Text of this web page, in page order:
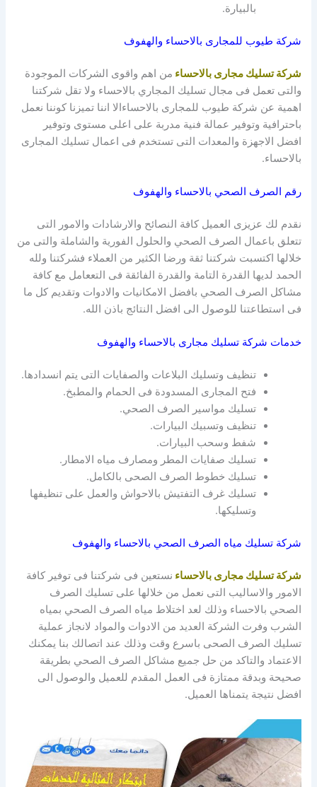
بالبيارة.
شركة طيوب للمجارى بالاحساء والهفوف
شركة تسليك مجارى بالاحساء من اهم واقوى الشركات الموجودة
والتى تعمل فى مجال تسليك المجاري بالاحساء ولا تقل شركتنا
اهمية عن شركة طيوب للمجارى بالاحساءالا اننا تميزنا كوننا نعمل
باحترافية وتوفير عمالة فنية مدربة على اعلى مستوى وتوفير
افضل الاجهزة والمعدات التى تستخدم فى اعمال تسليك المجارى
بالاحساء.
رقم الصرف الصحي بالاحساء والهفوف
نقدم لك عزيزى العميل كافة النصائح والارشادات والامور التى
تتعلق باعمال الصرف الصحي والحلول الفورية والشاملة والتى من
خلالها اكتسبت شركتنا ثقة ورضا الكثير من العملاء فشركتنا ولله
الحمد لديها القدرة التامة والقدرة الفائقة فى التععامل مع كافة
مشاكل الصرف الصحي بافضل الامكانيات والادوات وتقديم كل ما
فى استطاعتنا للوصول الى افضل النتائج باذن الله.
خدمات شركة تسليك مجارى بالاحساء والهفوف
تنظيف وتسليك البلاعات والصفايات التى يتم انسدادها.
فتح المجارى المسدودة فى الحمام والمطبخ.
تسليك مواسير الصرف الصحي.
تنظيف وتسبيك البيارات.
شفط وسحب البيارات.
تسليك صفايات المطر ومصارف مياه الامطار.
تسليك خطوط الصرف الصحى بالكامل.
تسليك غرف التفتيش بالاحواش والعمل على تنظيفها
وتسليكها.
شركة تسليك مياه الصرف الصحي بالاحساء والهفوف
شركة تسليك مجارى بالاحساء نستعين فى شركتنا فى توفير كافة
الامور والاساليب التى نعمل من خلالها على تسليك الصرف
الصحي بالاحساء وذلك لعد اختلاط مياه الصرف الصحي بمياه
الشرب وفرت الشركة العديد من الادوات والمواد لانجاز عملية
تسليك الصرف الصحى باسرع وقت وذلك عند اتصالك بنا يمكنك
الاعتماد والتاكد من حل جميع مشاكل الصرف الصحي بطريقة
صحيحة وبدقة ممتازة فى العمل المقدم للعميل والوصول الى
افضل نتيجة يتمناها العميل.